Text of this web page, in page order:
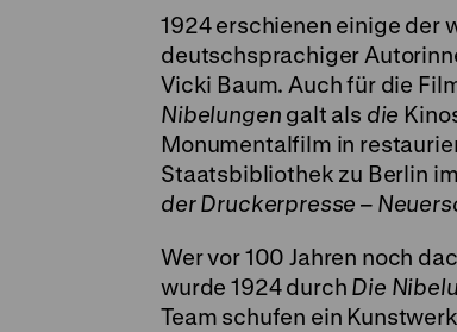
1924 erschienen einige der
deutschsprachiger
Vicki Baum. Auch für die
Nibelungen galt als die
Monumentalfilm in
Staatsbibliothek zu Berlin
der Druckerpresse –
Wer vor 100 Jahren noch
wurde 1924 durch Die
Team schufen ein